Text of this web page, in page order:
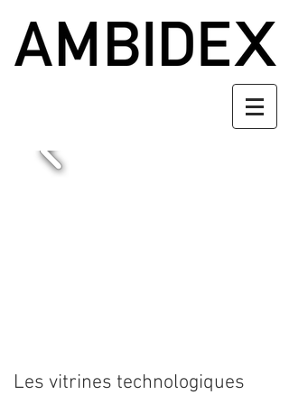
Les vitrines technologiques